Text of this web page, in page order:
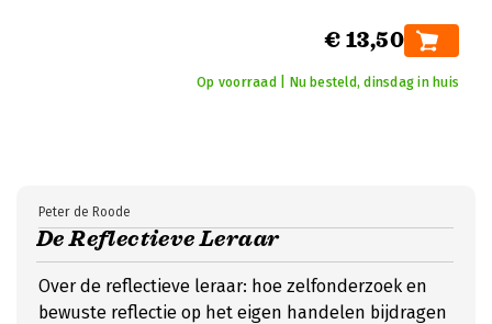
€ 13,50
Op voorraad | Nu besteld, dinsdag in huis
De Reflectieve Leraar
Peter de Roode
Over de reflectieve leraar: hoe zelfonderzoek en
bewuste reflectie op het eigen handelen bijdragen